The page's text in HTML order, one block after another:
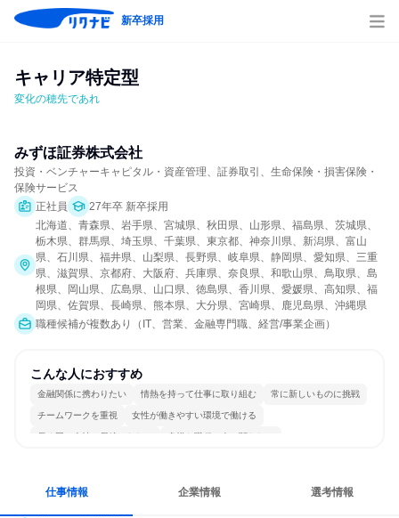
新卒採用
キャリア特定型
変化の穂先であれ
みずほ証券株式会社
投資・ベンチャーキャピタル・資産管理、証券取引、生命保険・損害保険・
保険サービス
正社員
27年卒 新卒採用
北海道、青森県、岩手県、宮城県、秋田県、山形県、福島県、茨城県、
栃木県、群馬県、埼玉県、千葉県、東京都、神奈川県、新潟県、富山
県、石川県、福井県、山梨県、長野県、岐阜県、静岡県、愛知県、三重
県、滋賀県、京都府、大阪府、兵庫県、奈良県、和歌山県、鳥取県、島
根県、岡山県、広島県、山口県、徳島県、香川県、愛媛県、高知県、福
岡県、佐賀県、長崎県、熊本県、大分県、宮崎県、鹿児島県、沖縄県
職種候補が複数あり（IT、営業、金融専門職、経営/事業企画）
こんな人におすすめ
金融関係に携わりたい 情熱を持って仕事に取り組む 常に新しいものに挑戦
チームワークを重視 女性が働きやすい環境で働ける
長く同じ会社に居続けられる 多様な職種の人と関われる
仕事情報 企業情報 選考情報